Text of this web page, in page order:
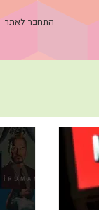
התחבר לאתר